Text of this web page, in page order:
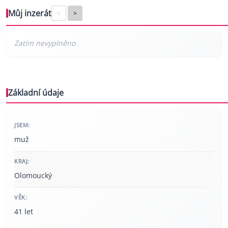
Můj inzerát < >
Základní údaje
JSEM:
muž
KRAJ:
Olomoucký
VĚK:
41 let